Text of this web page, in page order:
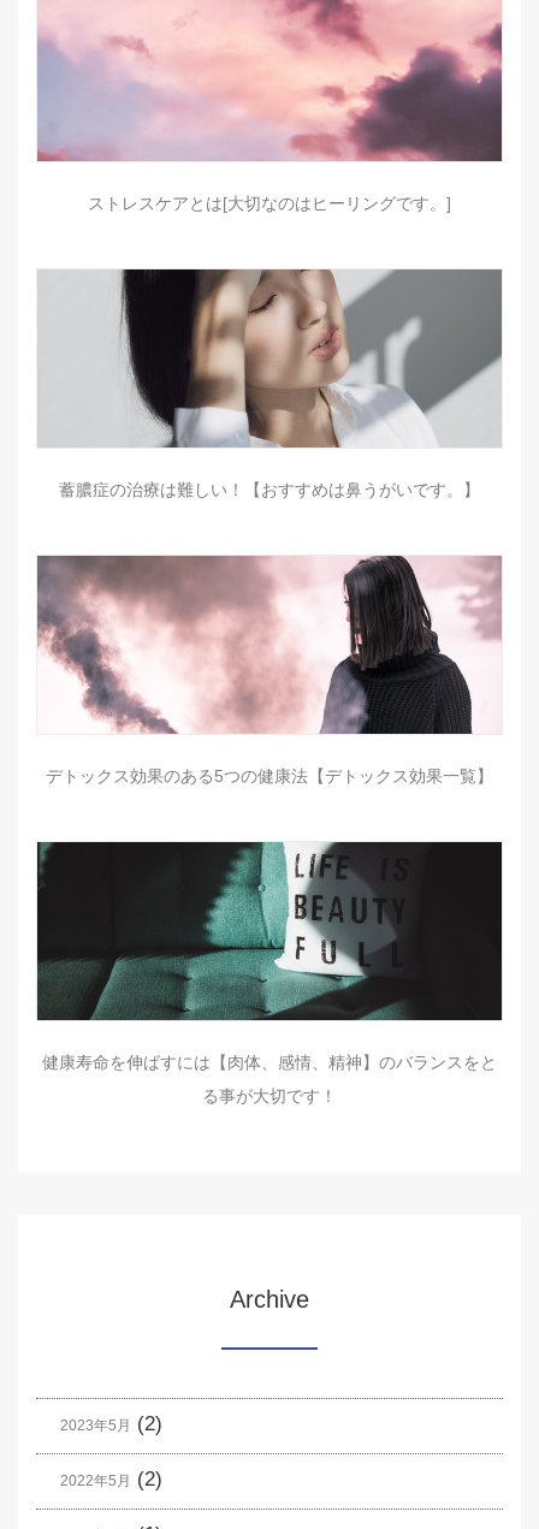
ストレスケアとは[大切なのはヒーリングです。]
蓄膿症の治療は難しい！【おすすめは鼻うがいです。】
デトックス効果のある5つの健康法【デトックス効果一覧】
健康寿命を伸ばすには【肉体、感情、精神】のバランスをと
る事が大切です！
Archive
2023年5月 (2)
2022年5月 (2)